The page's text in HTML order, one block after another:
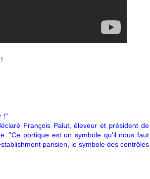
!"
François Palut, éleveur et président de
"Ce portique est un symbole qu'il nous faut
parisien, le symbole des contrôles